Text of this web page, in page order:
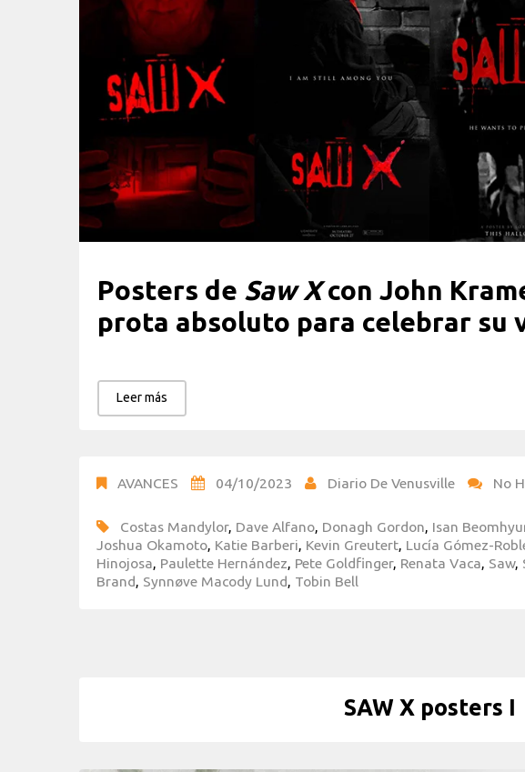
Posters de Saw Xcon John
prota absoluto para celebrar su
Leer más
AVANCES 04/10/2023 Diario De Venusville
No
Costas Mandylor, Dave Alfano, Donagh Gordon, Isan
Joshua Okamoto, Katie Barberi, Kevin Greutert, Lucía Gómez-
Hinojosa, Paulette Hernández, Pete Goldfinger, Renata Vaca, Saw,
Brand, Synnøve Macody Lund, Tobin Bell
SAW X posters I